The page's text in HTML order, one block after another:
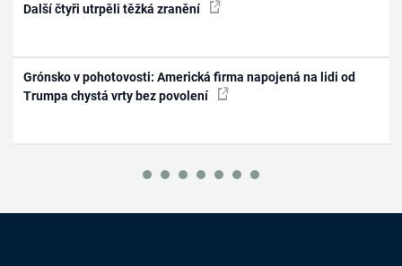
Další čtyři utrpěli těžká zranění
Grónsko v pohotovosti: Americká firma napojená na lidi od
Trumpa chystá vrty bez povolení